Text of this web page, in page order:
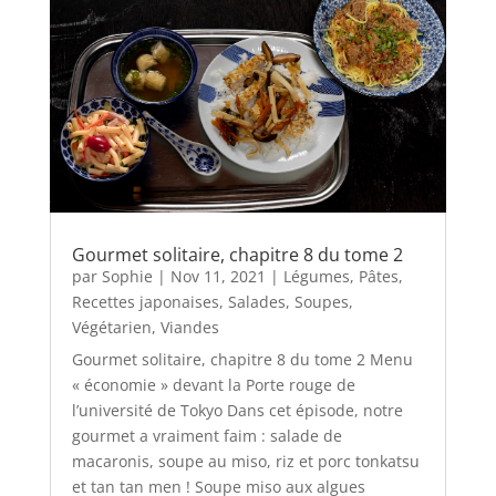
Gourmet solitaire, chapitre 8 du tome 2
par Sophie | Nov 11, 2021 | Légumes, Pâtes,
Recettes japonaises, Salades, Soupes,
Végétarien, Viandes
Gourmet solitaire, chapitre 8 du tome 2 Menu
« économie » devant la Porte rouge de
l’université de Tokyo Dans cet épisode, notre
gourmet a vraiment faim : salade de
macaronis, soupe au miso, riz et porc tonkatsu
et tan tan men ! Soupe miso aux algues